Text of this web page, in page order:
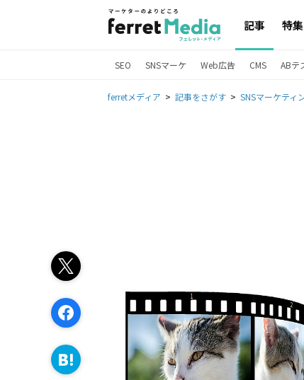
記事 特集
SEO SNSマーケ Web広告 CMS ABテ
ferretメディア 記事をさがす SNSマーケティ